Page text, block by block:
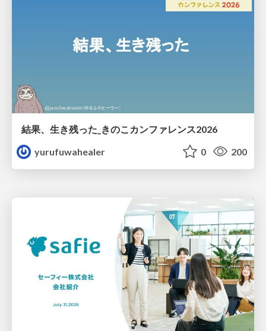
結果、生き残った_きのこカンファレンス2026
yurufuwahealer
0 200